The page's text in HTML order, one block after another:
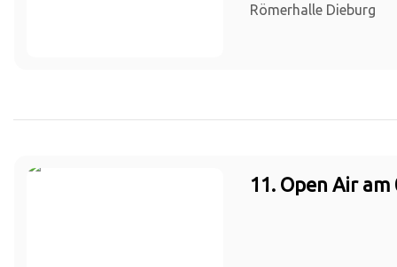
Römerhalle Dieburg
11. Open Air am